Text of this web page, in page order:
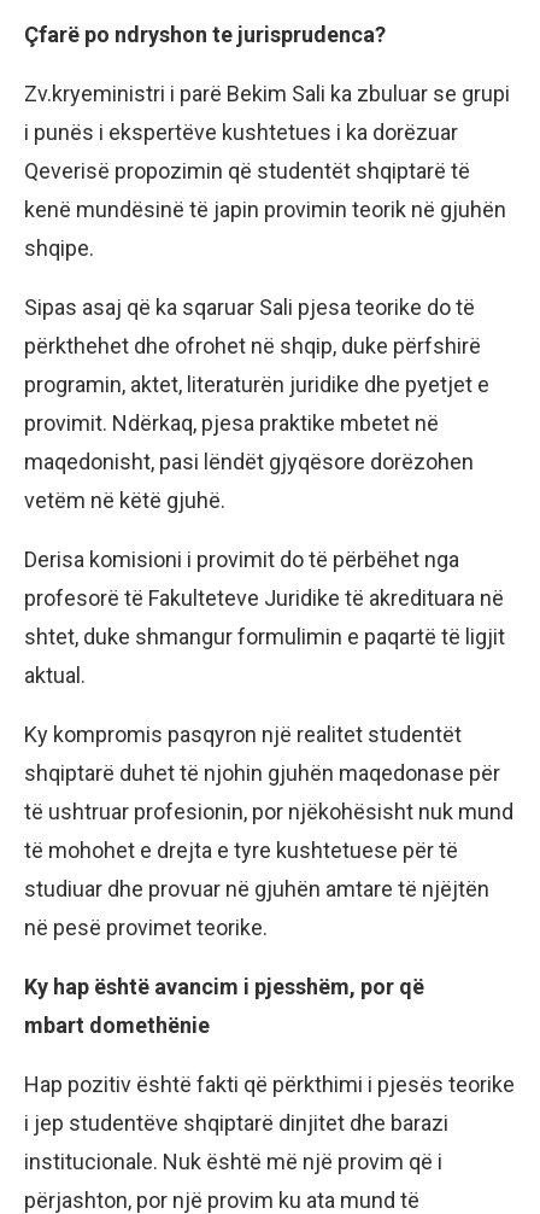
Çfarë po ndryshon te jurisprudenca?
Zv.kryeministri i parë Bekim Sali ka zbuluar se grupi
i punës i ekspertëve kushtetues i ka dorëzuar
Qeverisë propozimin që studentët shqiptarë të
kenë mundësinë të japin provimin teorik në gjuhën
shqipe.
Sipas asaj që ka sqaruar Sali pjesa teorike do të
përkthehet dhe ofrohet në shqip, duke përfshirë
programin, aktet, literaturën juridike dhe pyetjet e
provimit. Ndërkaq, pjesa praktike mbetet në
maqedonisht, pasi lëndët gjyqësore dorëzohen
vetëm në këtë gjuhë.
Derisa komisioni i provimit do të përbëhet nga
profesorë të Fakulteteve Juridike të akredituara në
shtet, duke shmangur formulimin e paqartë të ligjit
aktual.
Ky kompromis pasqyron një realitet studentët
shqiptarë duhet të njohin gjuhën maqedonase për
të ushtruar profesionin, por njëkohësisht nuk mund
të mohohet e drejta e tyre kushtetuese për të
studiuar dhe provuar në gjuhën amtare të njëjtën
në pesë provimet teorike.
Ky hap është avancim i pjesshëm, por që
mbart domethënie
Hap pozitiv është fakti që përkthimi i pjesës teorike
i jep studentëve shqiptarë dinjitet dhe barazi
institucionale. Nuk është më një provim që i
përjashton, por një provim ku ata mund të